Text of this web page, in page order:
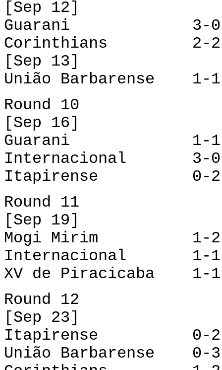
[Sep 12]
Guarani 3-0
Corinthians 2-2
[Sep 13]
União Barbarense 1-
Round 10
[Sep 16]
Guarani 1-1
Internacional 3-0
Itapirense 0-2
Round 11
[Sep 19]
Mogi Mirim 1-2
Internacional 1-1
XV de Piracicaba
Round 12
[Sep 23]
Itapirense 0-2
União Barbarense 0-